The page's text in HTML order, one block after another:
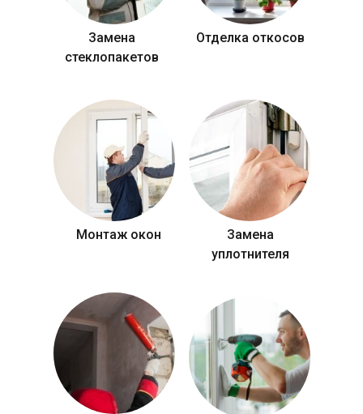
Замена
стеклопакетов
Отделка откосов
Монтаж окон
Замена
уплотнителя